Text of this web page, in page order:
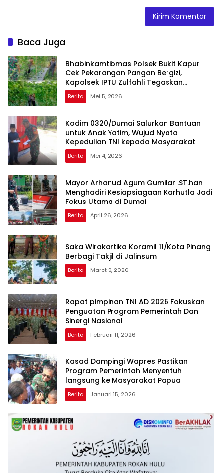
Baca Juga
Bhabinkamtibmas Polsek Bukit Kapur
Cek Pekarangan Pangan Bergizi,
Kapolsek IPTU Zulfahli Tegaskan
Komitmen Dukung Ketahanan Pangan
Berita Mei 5, 2026
Kodim 0320/Dumai Salurkan Bantuan
untuk Anak Yatim, Wujud Nyata
Kepedulian TNI kepada Masyarakat
Berita Mei 4, 2026
Mayor Arhanud Agum Gumilar .ST.han
Menghadiri Kesiapsiagaan Karhutla Jadi
Fokus Utama di Dumai
Berita April 26, 2026
Saka Wirakartika Koramil 11/Kota Pinang
Berbagi Takjil di Jalinsum
Berita Maret 9, 2026
Rapat pimpinan TNI AD 2026 Fokuskan
Penguatan Program Pemerintah Dan
Sinergi Nasional
Berita Februari 11, 2026
Kasad Dampingi Wapres Pastikan
Program Pemerintah Menyentuh
langsung ke Masyarakat Papua
Berita Januari 15, 2026